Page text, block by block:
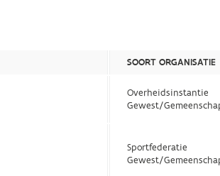
SOORT ORGANISATIE
Overheidsinstantie
Gewest/
Sportfederatie
Gewest/